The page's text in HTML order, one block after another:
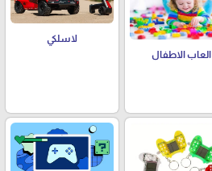
العاب الاطفال
لاسلكي